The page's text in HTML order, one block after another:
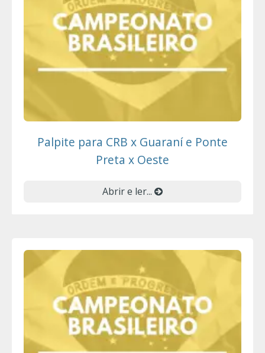
Palpite para CRB x Guaraní e Ponte
Preta x Oeste
Abrir e ler...